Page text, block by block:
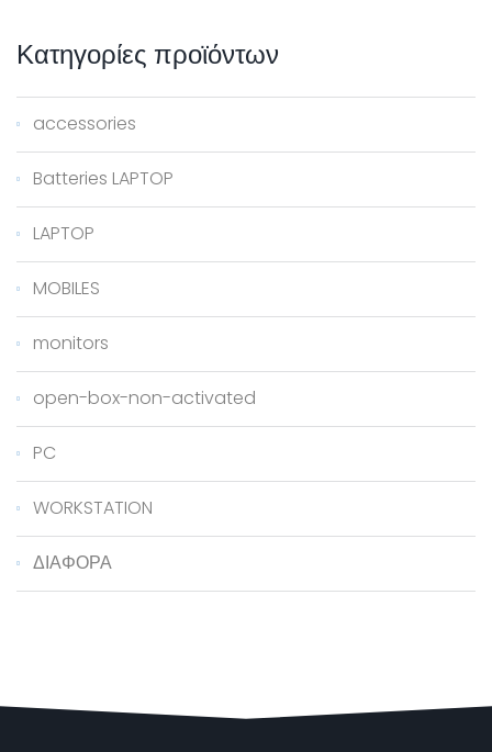
Κατηγορίες προϊόντων
accessories
Batteries LAPTOP
LAPTOP
MOBILES
monitors
open-box-non-activated
PC
WORKSTATION
ΔΙΑΦΟΡΑ